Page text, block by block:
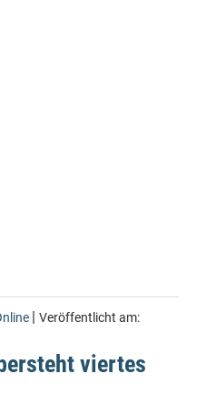
| Veröffentlicht am:
viertes